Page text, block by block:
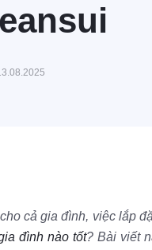
cả gia đình, việc lắp
đình nào tốt? Bài viết